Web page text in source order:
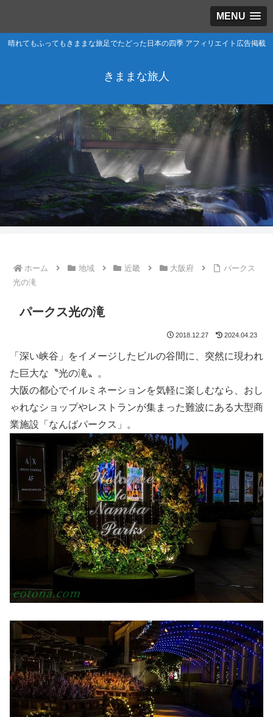
MENU
晴れてもふってもきままな旅足でたどった日本の四季 アフィリエイト広告掲載
きままな旅人
ホーム 地域 近畿 大阪府
パークス
光の滝
パークス光の滝
2018.12.27 2024.04.23
「深い峡谷」をイメージしたビルの谷間に、突然に現われ
た巨大な〝光の滝〟。
大阪の都心でイルミネーションを気軽に楽しむなら、おし
ゃれなショップやレストランが集まった難波にある大型商
業施設「なんばパークス」。